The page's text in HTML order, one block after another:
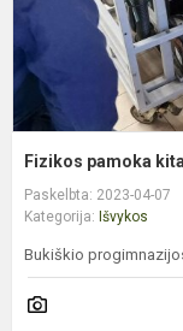
Fizikos pamoka
Paskelbta: 2023-04-07
Kategorija: Išvykos
Bukiškio